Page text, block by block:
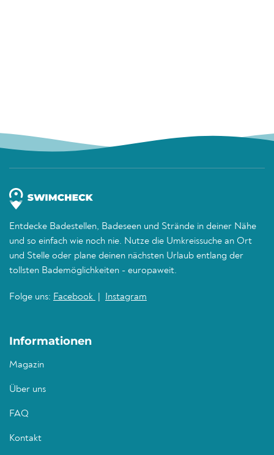
Entdecke Badestellen, Badeseen und Strände in deiner Nähe
und so einfach wie noch nie. Nutze die Umkreissuche an Ort
und Stelle oder plane deinen nächsten Urlaub entlang der
tollsten Bademöglichkeiten - europaweit.
Folge uns: Facebook Instagram
Informationen
Magazin
Über uns
FAQ
Kontakt